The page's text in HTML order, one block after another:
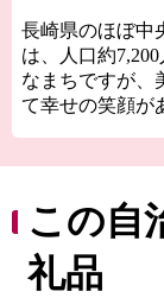
長崎県のほぼ中
は、人口約
なまちですが、
て幸せの笑顔が
いちごなどを
で賑わった新
この自
礼品